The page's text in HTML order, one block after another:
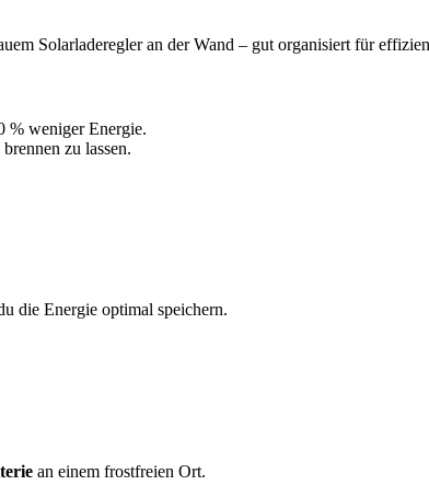
Solarladeregler an der Wand – gut organisiert für
% weniger Energie.
zu lassen.
die Energie optimal speichern.
an einem frostfreien Ort.